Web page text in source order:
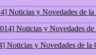
Noticias y Novedades de
Noticias y Novedades
Noticias y Novedades de la